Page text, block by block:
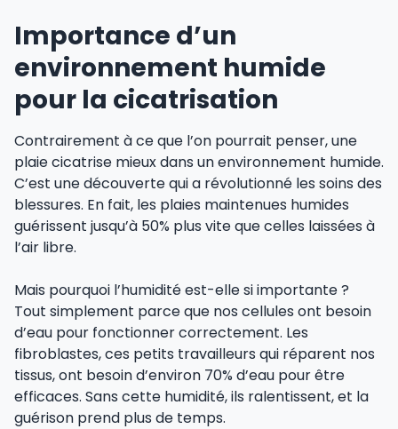
Importance d’un
environnement humide
pour la cicatrisation
Contrairement à ce que l’on pourrait penser, une
plaie cicatrise mieux dans un environnement humide.
C’est une découverte qui a révolutionné les soins des
blessures. En fait, les plaies maintenues humides
guérissent jusqu’à 50% plus vite que celles laissées à
l’air libre.
Mais pourquoi l’humidité est-elle si importante ?
Tout simplement parce que nos cellules ont besoin
d’eau pour fonctionner correctement. Les
fibroblastes, ces petits travailleurs qui réparent nos
tissus, ont besoin d’environ 70% d’eau pour être
efficaces. Sans cette humidité, ils ralentissent, et la
guérison prend plus de temps.